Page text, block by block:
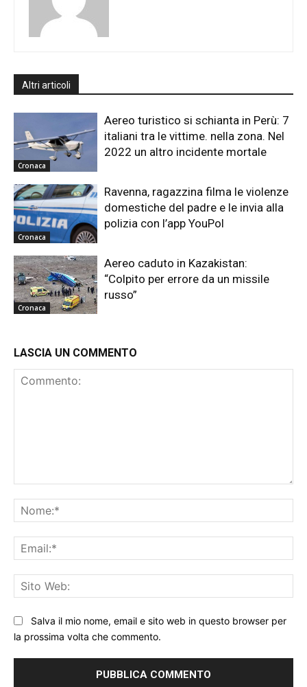
Altri articoli
Cronaca
Aereo turistico si schianta in Perù: 7
italiani tra le vittime. nella zona. Nel
2022 un altro incidente mortale
Cronaca
Ravenna, ragazzina filma le violenze
domestiche del padre e le invia alla
polizia con l’app YouPol
Cronaca
Aereo caduto in Kazakistan:
“Colpito per errore da un missile
russo”
LASCIA UN COMMENTO
Salva il mio nome, email e sito web in questo browser per
la prossima volta che commento.